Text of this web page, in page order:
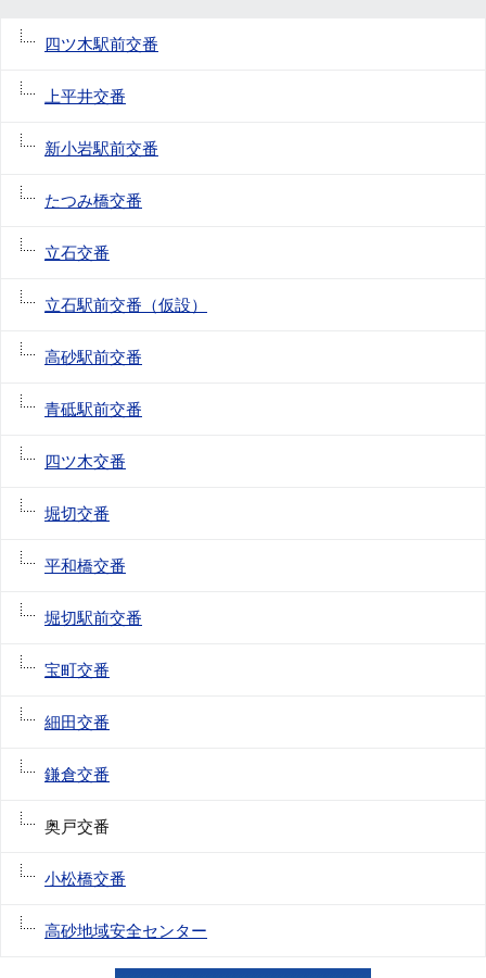
四ツ木駅前交番
上平井交番
新小岩駅前交番
たつみ橋交番
立石交番
立石駅前交番（仮設）
高砂駅前交番
青砥駅前交番
四ツ木交番
堀切交番
平和橋交番
堀切駅前交番
宝町交番
細田交番
鎌倉交番
奥戸交番
小松橋交番
高砂地域安全センター